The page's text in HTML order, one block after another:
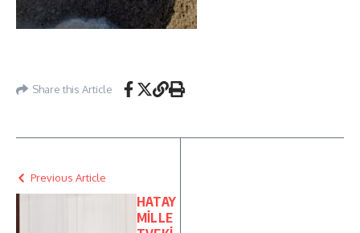
Share this Article
Previous Article
HATAY
MİLLE